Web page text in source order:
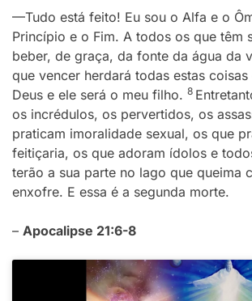
—Tudo está feito! Eu sou o Alfa e o
Princípio e o Fim. A todos os que têm
beber, de graça, da fonte da água da
que vencer herdará todas estas
Deus e ele será o meu filho. 8
os incrédulos, os pervertidos, os
praticam imoralidade sexual, os que
feitiçaria, os que adoram ídolos e
terão a sua parte no lago que queima
enxofre. E essa é a segunda morte.
– Apocalipse 21:6-8